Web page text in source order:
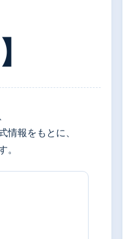
報をもとに、